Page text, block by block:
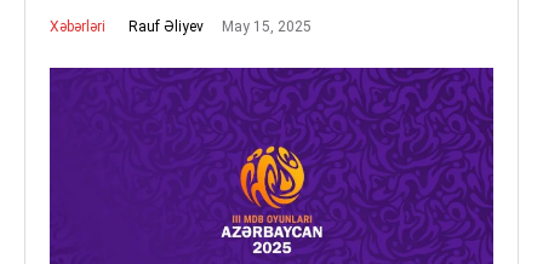
Xəbərləri Rauf Əliyev May 15, 2025